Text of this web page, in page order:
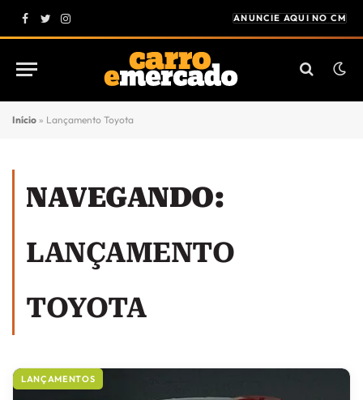
Facebook
Twitter
Instagram
ANUNCIE AQUI NO CM
Início » Lançamento Toyota
NAVEGANDO:
LANÇAMENTO
TOYOTA
LANÇAMENTOS